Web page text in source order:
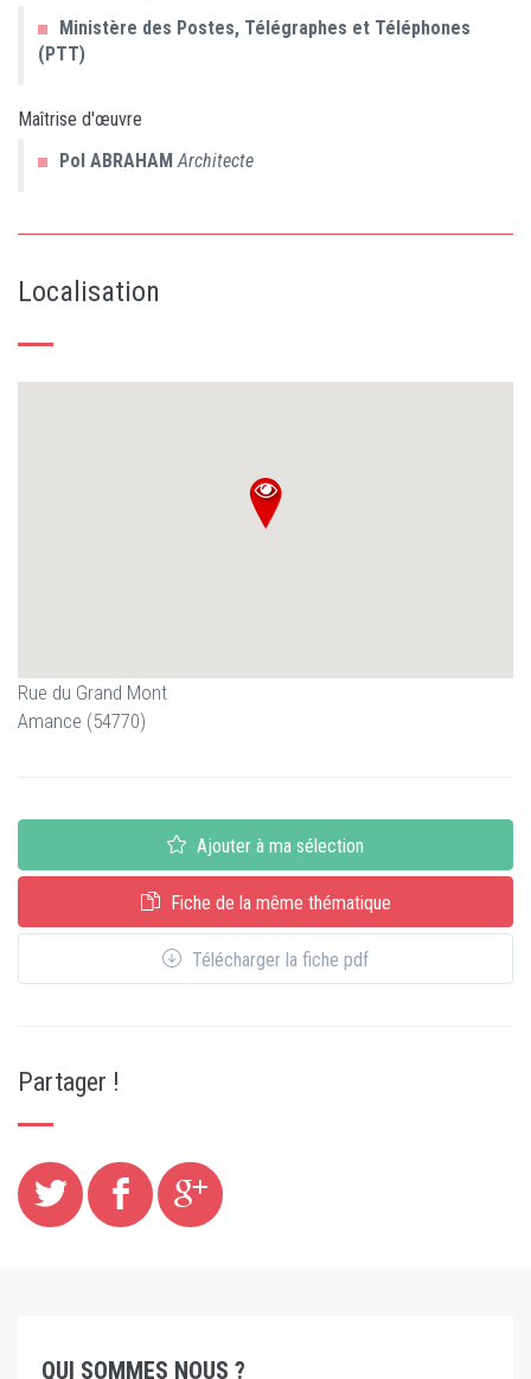
Ministère des Postes, Télégraphes et Téléphones
(PTT)
Maîtrise d'œuvre
Pol ABRAHAM Architecte
Localisation
Rue du Grand Mont
Amance (54770)
Ajouter à ma sélection
Fiche de la même thématique
Télécharger la fiche pdf
Partager !
QUI SOMMES NOUS ?